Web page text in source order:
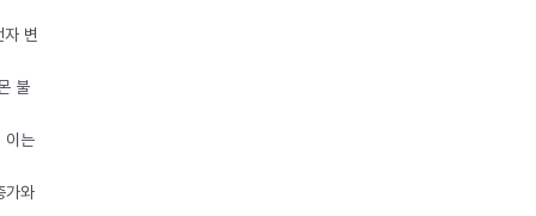
변
불
이는
가와